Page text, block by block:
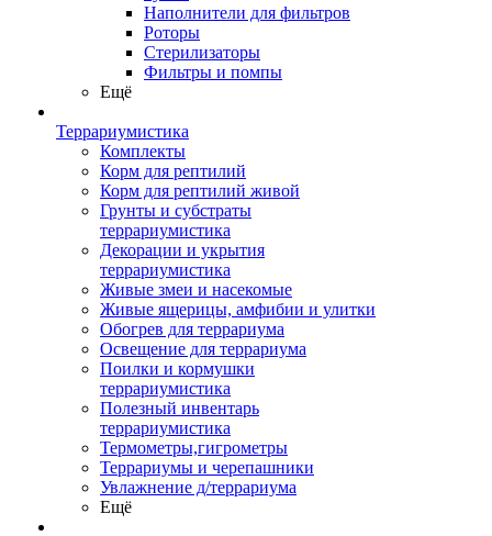
Наполнители для фильтров
Роторы
Стерилизаторы
Фильтры и помпы
Ещё
Террариумистика
Комплекты
Корм для рептилий
Корм для рептилий живой
Грунты и субстраты
террариумистика
Декорации и укрытия
террариумистика
Живые змеи и насекомые
Живые ящерицы, амфибии и улитки
Обогрев для террариума
Освещение для террариума
Поилки и кормушки
террариумистика
Полезный инвентарь
террариумистика
Термометры,гигрометры
Террариумы и черепашники
Увлажнение д/террариума
Ещё